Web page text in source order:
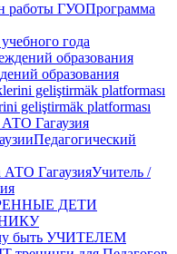
Программа
года
образования
geliştirmäk platforması
Гагаузия
Педагогический
Учитель /
ДЕТИ
быть УЧИТЕЛЕМ